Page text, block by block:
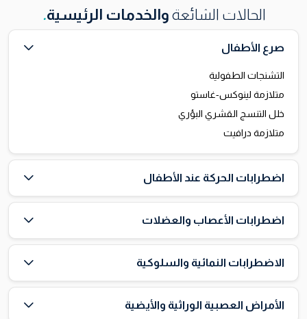
الحالات الشائعة والخدمات الرئيسية.
صرع الأطفال
التشنجات الطفولية
متلازمة لينوكس-غاستو
خلل التنسج القشري البؤري
متلازمة درافيت
اضطرابات الحركة عند الأطفال
اضطرابات الأعصاب والعضلات
الاضطرابات النمائية والسلوكية
الأمراض العصبية الوراثية والأيضية